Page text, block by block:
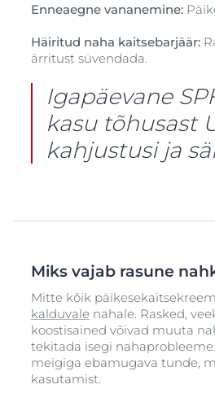
Enneaegne vananemine:
Häiritud naha kaitsebarjäär:
ärritust süvendada.
Igapäevane
kasu tõhusast
kahjustusi ja
Miks vajab rasune
Mitte kõik
kalduvale nahale. Rasked,
koostisained võivad muuta
tekitada isegi
meigiga ebamugava tunde,
kasutamist.